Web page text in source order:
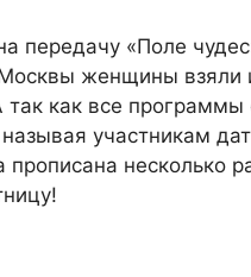
передачу «Поле
женщины взяли
так как все
участникам
несколько